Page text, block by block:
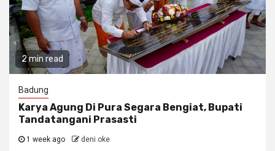
2 min read
Badung
Karya Agung Di Pura Segara Bengiat, Bupati
Tandatangani Prasasti
1 week ago deni oke